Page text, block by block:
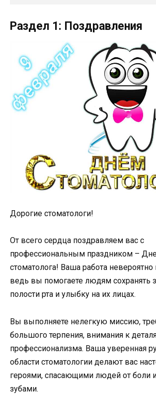
Раздел 1: Поздравления
Дорогие стоматологи!
От всего сердца поздравляем вас с
профессиональным праздником –
стоматолога! Ваша работа
ведь вы помогаете людям сохранять
полости рта и улыбку на их лицах.
Вы выполняете нелегкую миссию,
большого терпения, внимания к
профессионализма. Ваша уверенная
области стоматологии делают вас
героями, спасающими людей от боли
зубами.